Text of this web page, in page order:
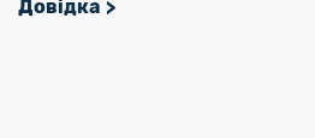
Довідка